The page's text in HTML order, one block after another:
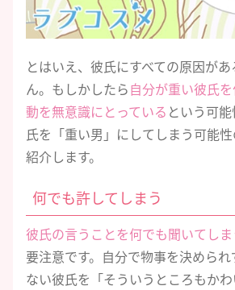
とはいえ、彼氏にすべての原因が
ん。もしかしたら自分が重い彼氏
動を無意識にとっている という可
氏を「重い男」にしてしまう可能
紹介します。
何でも許してしまう
彼氏の言うことを何でも聞いてしま
要注意です。自分で物事を決めら
ない彼氏を「そういうところもか